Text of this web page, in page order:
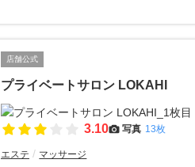
店舗公式
プライベートサロン LOKAHI
3.10 写真 13枚
エステ マッサージ